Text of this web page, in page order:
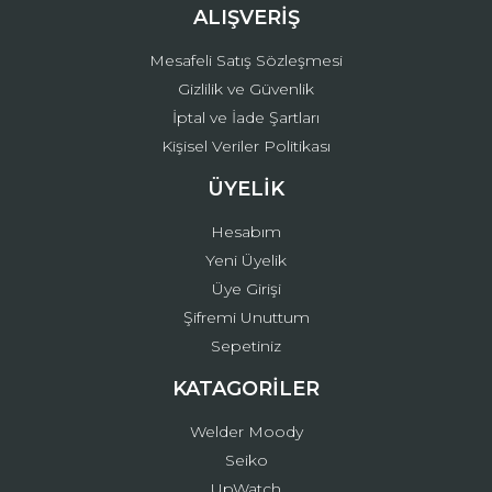
ALIŞVERİŞ
Mesafeli Satış Sözleşmesi
Gizlilik ve Güvenlik
İptal ve İade Şartları
Kişisel Veriler Politikası
ÜYELİK
Hesabım
Yeni Üyelik
Üye Girişi
Şifremi Unuttum
Sepetiniz
KATAGORİLER
Welder Moody
Seiko